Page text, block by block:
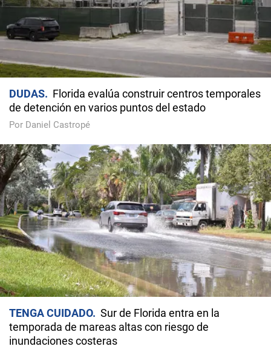
DUDAS
Florida evalúa construir centros temporales
de detención en varios puntos del estado
Por Daniel Castropé
TENGA CUIDADO
Sur de Florida entra en la
temporada de mareas altas con riesgo de
inundaciones costeras